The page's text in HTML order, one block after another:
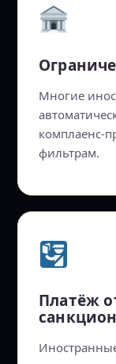
Многие
комплаенс-
фильтрам.
Платёж